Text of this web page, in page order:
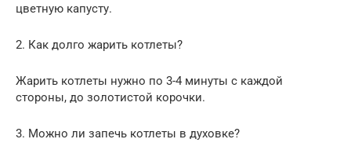
цветную капусту.
2. Как долго жарить котлеты?
Жарить котлеты нужно по 3-4 минуты с каждой
стороны, до золотистой корочки.
3. Можно ли запечь котлеты в духовке?